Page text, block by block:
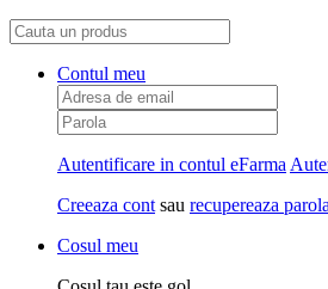
Contul meu
Autentificare in contul eFarma
Creeaza cont sau recupereaza parola
Cosul meu